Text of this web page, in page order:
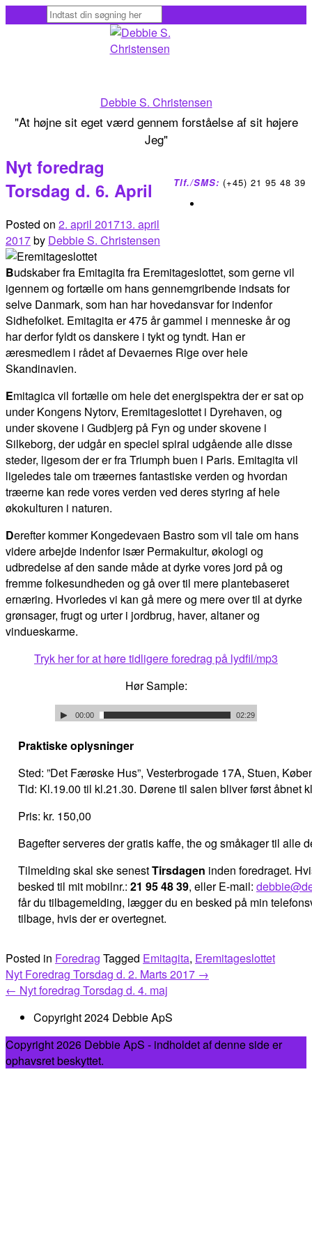
to
Debbie S. Christensen
"At højne sit eget værd gennem forståelse af sit højere
Jeg"
Tlf./SMS: (+45) 21 95 48 39
Nyt foredrag
Torsdag d. 6. April
Posted on 2. april 201713. april
2017by Debbie S. Christensen
Budskaber fra Emitagita fra Eremitageslottet, som gerne vil
igennem og fortælle om hans gennemgribende indsats for
selve Danmark, som han har hovedansvar for indenfor
Sidhefolket. Emitagita er 475 år gammel i menneske år og
har derfor fyldt os danskere i tykt og tyndt. Han er
æresmedlem i rådet af Devaernes Rige over hele
Skandinavien.
Emitagica vil fortælle om hele det energispektra der er sat op
under Kongens Nytorv, Eremitageslottet i Dyrehaven, og
under skovene i Gudbjerg på Fyn og under skovene i
Silkeborg, der udgår en speciel spiral udgående alle disse
steder, ligesom der er fra Triumph buen i Paris. Emitagita vil
ligeledes tale om træernes fantastiske verden og hvordan
træerne kan rede vores verden ved deres styring af hele
økokulturen i naturen.
Derefter kommer Kongedevaen Bastro som vil tale om hans
videre arbejde indenfor især Permakultur, økologi og
udbredelse af den sande måde at dyrke vores jord på og
fremme folkesundheden og gå over til mere plantebaseret
ernæring. Hvorledes vi kan gå mere og mere over til at dyrke
grønsager, frugt og urter i jordbrug, haver, altaner og
vindueskarme.
Tryk her for at høre tidligere foredrag på lydfil/mp3
Hør Sample:
Praktiske oplysninger
Sted: ”Det Færøske Hus”, Vesterbrogade 17A, Stuen,
Tid: Kl.19.00 til kl.21.30. Dørene til salen bliver først åbnet
Pris: kr. 150,00
Bagefter serveres der gratis kaffe, the og småkager til alle
Tilmelding skal ske senestTirsdagen inden foredraget.
besked til mit mobilnr.: 21 95 48 39, eller E-mail:
får du tilbagemelding, lægger du en besked på min
tilbage, hvis der er overtegnet.
Posted in Foredrag Tagged Emitagita, Eremitageslottet
Post
navigation
Nyt Foredrag Torsdag d. 2. Marts 2017 →
← Nyt foredrag Torsdag d. 4. maj
Copyright 2024 Debbie ApS
Copyright 2026 Debbie ApS - indholdet af denne side er
ophavsret beskyttet.